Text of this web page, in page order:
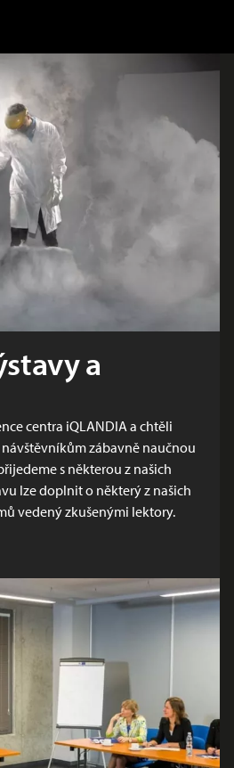
a
centra iQLANDIA a chtěli
zábavně naučnou
s některou z našich
lze doplnit o některý z našich
vedený zkušenými lektory.